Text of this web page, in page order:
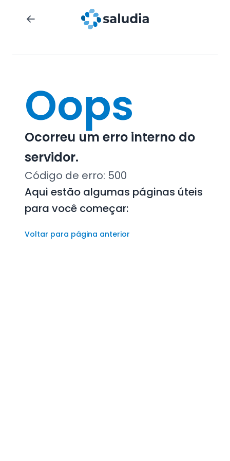
Oops
Ocorreu um erro interno do
servidor.
Código de erro: 500
Aqui estão algumas páginas úteis
para você começar:
Voltar para página anterior